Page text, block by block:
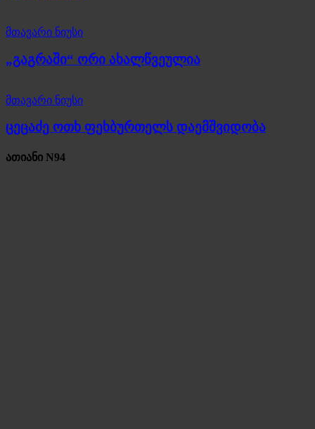
მთავარი ნიუსი
„გაგრაში“ ორი ახალწვეულია
მთავარი ნიუსი
ცეცაძე ოთხ ფეხბურთელს დაემშვიდობა
ათიანი N94